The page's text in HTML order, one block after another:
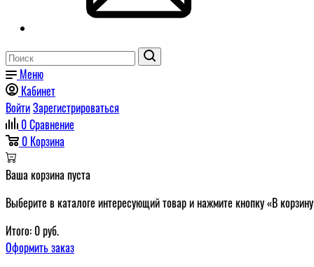
Меню
Кабинет
ВойтиЗарегистрироваться
0Сравнение
0 Корзина
Ваша корзина пуста
Выберите в каталоге интересующий товар и нажмите кнопку «В
Итого: 0руб.
Оформить заказ